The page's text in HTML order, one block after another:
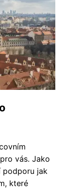
vás. Jako
podporu jak
které